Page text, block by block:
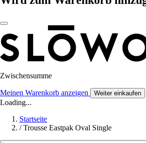
Zwischensumme
Meinen Warenkorb anzeigen Weiter einkaufen
Loading...
Startseite
/ Trousse Eastpak Oval Single